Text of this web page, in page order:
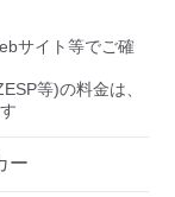
サイト等でご確
等)の料金は、
ー